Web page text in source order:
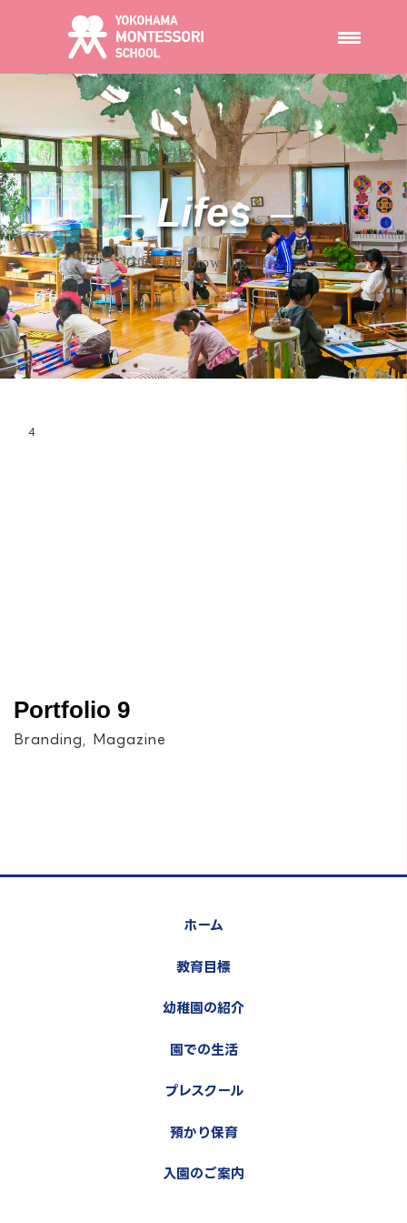
Lifes
Currently browsing:lifes
4
Portfolio 9
Branding, Magazine
ホーム
教育目標
幼稚園の紹介
園での生活
プレスクール
預かり保育
入園のご案内